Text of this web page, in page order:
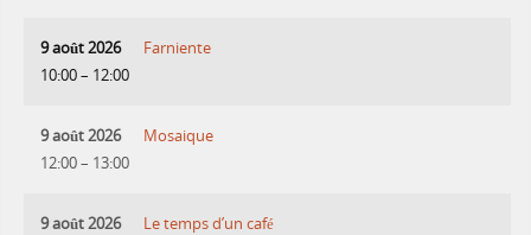
9 août 2026
10:00– 12:00
Farniente
9 août 2026
12:00– 13:00
Mosaique
9 août 2026
Le temps d’un café